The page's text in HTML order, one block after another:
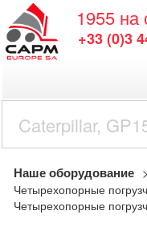
1955 на
+33 (0)3
Наше оборудование
Четырехопорные
Четырехопорные